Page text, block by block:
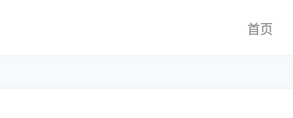
首页